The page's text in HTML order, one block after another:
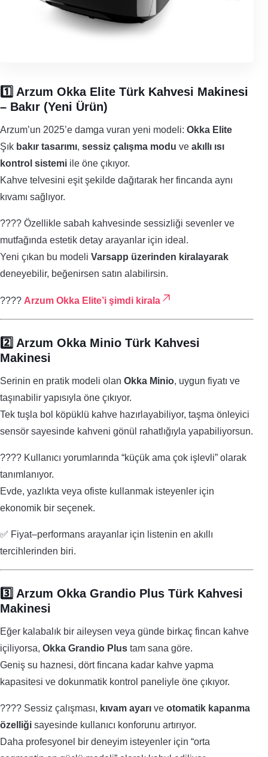
1️⃣ Arzum Okka Elite Türk Kahvesi Makinesi
– Bakır (Yeni Ürün)
Arzum’un 2025’e damga vuran yeni modeli: Okka Elite
Şık bakır tasarımı, sessiz çalışma modu ve akıllı ısı
kontrol sistemi ile öne çıkıyor.
Kahve telvesini eşit şekilde dağıtarak her fincanda aynı
kıvamı sağlıyor.
???? Özellikle sabah kahvesinde sessizliği sevenler ve
mutfağında estetik detay arayanlar için ideal.
Yeni çıkan bu modeli Varsapp üzerinden kiralayarak
deneyebilir, beğenirsen satın alabilirsin.
???? Arzum Okka Elite’i şimdi kirala
2️⃣ Arzum Okka Minio Türk Kahvesi
Makinesi
Serinin en pratik modeli olan Okka Minio, uygun fiyatı ve
taşınabilir yapısıyla öne çıkıyor.
Tek tuşla bol köpüklü kahve hazırlayabiliyor, taşma önleyici
sensör sayesinde kahveni gönül rahatlığıyla yapabiliyorsun.
???? Kullanıcı yorumlarında “küçük ama çok işlevli” olarak
tanımlanıyor.
Evde, yazlıkta veya ofiste kullanmak isteyenler için
ekonomik bir seçenek.
✅ Fiyat–performans arayanlar için listenin en akıllı
tercihlerinden biri.
3️⃣ Arzum Okka Grandio Plus Türk Kahvesi
Makinesi
Eğer kalabalık bir aileysen veya günde birkaç fincan kahve
içiliyorsa, Okka Grandio Plus tam sana göre.
Geniş su haznesi, dört fincana kadar kahve yapma
kapasitesi ve dokunmatik kontrol paneliyle öne çıkıyor.
???? Sessiz çalışması, kıvam ayarı ve otomatik kapanma
özelliği sayesinde kullanıcı konforunu artırıyor.
Daha profesyonel bir deneyim isteyenler için “orta